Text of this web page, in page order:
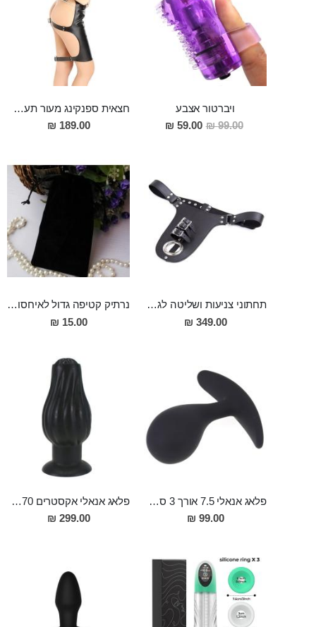
ויברטור אצבע
99.00 ₪
מחיר
מבצע
59.00 ₪
חצאית ספנקינג מעור תעשיתי פתוחה מאחורה, 48 ס"מ אורך "LOKI"
189.00 ₪
תחתוני צניעות ושליטה לגבר מקצועיים מותאמים לכל מידה Perseus
349.00 ₪
נרתיק קטיפה גדול לאיחסון אביזרי מין
15.00 ₪
פלאג אנאלי 7.5 אורך 3 סמ רוחב עם מבנה מיוחד לגירוי הפרוסטטה Kelly
99.00 ₪
פלאג אנאלי אקסטרים 570 גר משקל 19 סמ אורך 8 סמ רוחב LOFN
299.00 ₪